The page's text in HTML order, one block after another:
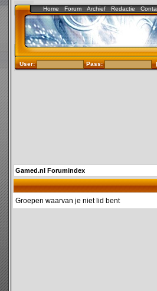
Home Forum Archief Redactie
User: Pass:
Gamed.nl Forumindex
Groepen waarvan je niet lid bent